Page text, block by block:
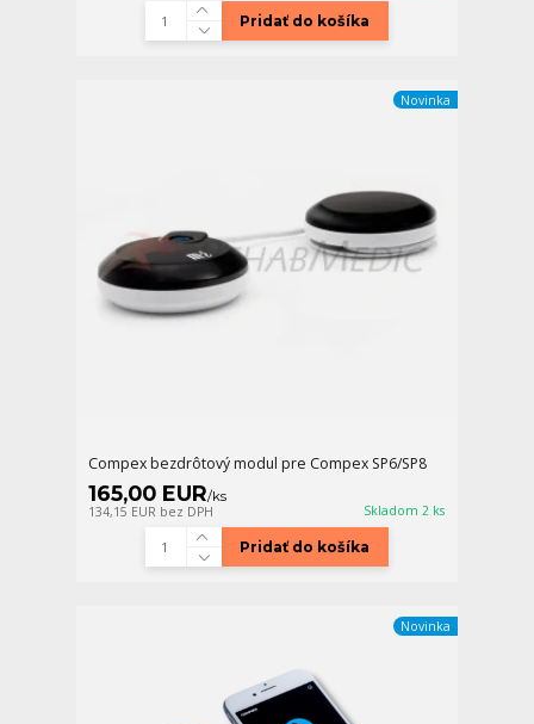
Pridať do košíka
Novinka
Compex bezdrôtový modul pre Compex SP6/SP8
165,00 EUR/ks
134,15 EUR bez DPH Skladom 2 ks
Pridať do košíka
Novinka